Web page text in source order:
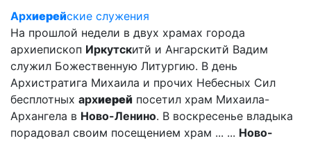
Архиерейские служения
На прошлой недели в двух храмах города
архиепископ Иркутскитй и Ангарскитй Вадим
служил Божественную Литургию. В день
Архистратига Михаила и прочих Небесных Сил
бесплотных архиерей посетил храм Михаила-
Архангела в Ново-Ленино. В воскресенье владыка
порадовал своим посещением храм ... ... Ново-